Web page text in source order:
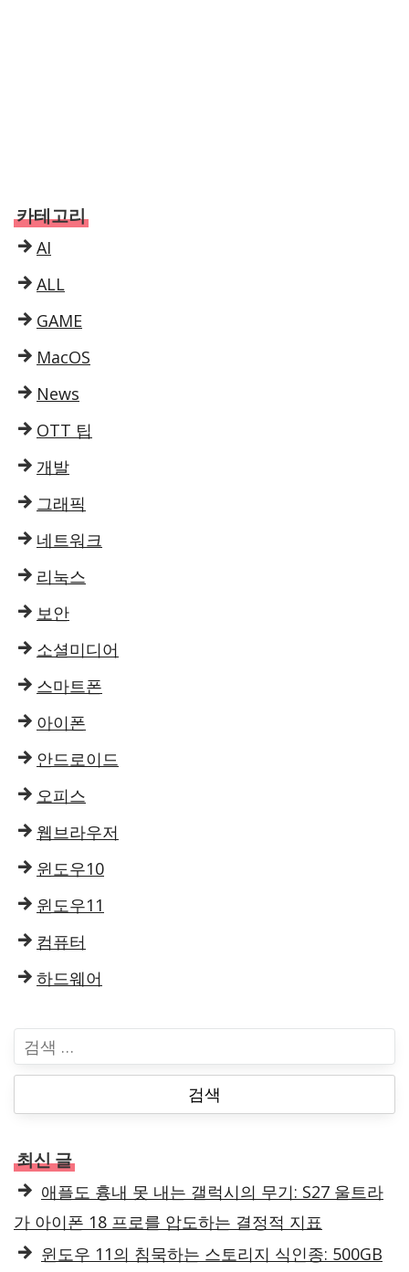
카테고리
AI
ALL
GAME
MacOS
News
OTT 팁
개발
그래픽
네트워크
리눅스
보안
소셜미디어
스마트폰
아이폰
안드로이드
오피스
웹브라우저
윈도우10
윈도우11
컴퓨터
하드웨어
검
색
최신 글
애플도 흉내 못 내는 갤럭시의 무기: S27 울트라
가 아이폰 18 프로를 압도하는 결정적 지표
윈도우 11의 침묵하는 스토리지 식인종: 500GB